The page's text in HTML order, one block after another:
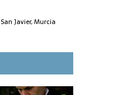
San Javier, Murcia